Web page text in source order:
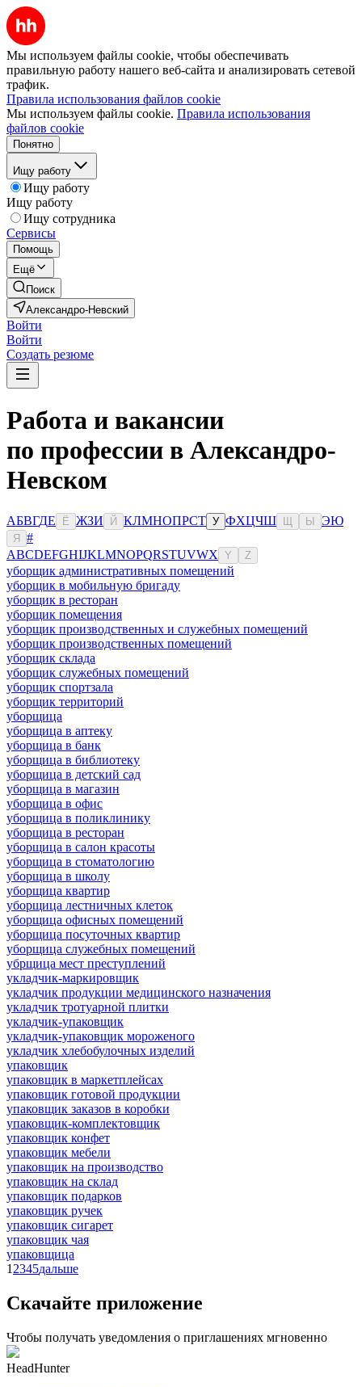
Мы используем файлы cookie, чтобы обеспечивать
правильную работу нашего веб-сайта и анализировать сетевой
трафик.
Правила использования файлов cookie
Мы используем файлы cookie. Правила использования
файлов cookie
Понятно
Ищу работу
Ищу работу
Ищу работу
Ищу сотрудника
Сервисы
Помощь
Ещё
Поиск
Александро-Невский
Войти
Войти
Создать резюме
Работа и вакансии
по профессии в Александро-
Невском
АБВГДЕ Ё ЖЗИ Й КЛМНОПРСТ У ФХЦЧШ Ы ЭЮ
Я
#
ABCDEFGHIJKLMNOPQRSTUVWX Y Z
уборщик административных помещений
уборщик в мобильную бригаду
уборщик в ресторан
уборщик помещения
уборщик производственных и служебных помещений
уборщик производственных помещений
уборщик склада
уборщик служебных помещений
уборщик спортзала
уборщик территорий
уборщица
уборщица в аптеку
уборщица в банк
уборщица в библиотеку
уборщица в детский сад
уборщица в магазин
уборщица в офис
уборщица в поликлинику
уборщица в ресторан
уборщица в салон красоты
уборщица в стоматологию
уборщица в школу
уборщица квартир
уборщица лестничных клеток
уборщица офисных помещений
уборщица посуточных квартир
уборщица служебных помещений
убрщица мест преступлений
укладчик-маркировщик
укладчик продукции медицинского назначения
укладчик тротуарной плитки
укладчик-упаковщик
укладчик-упаковщик мороженого
укладчик хлебобулочных изделий
упаковщик
упаковщик в маркетплейсах
упаковщик готовой продукции
упаковщик заказов в коробки
упаковщик-комплектовщик
упаковщик конфет
упаковщик мебели
упаковщик на производство
упаковщик на склад
упаковщик подарков
упаковщик ручек
упаковщик сигарет
упаковщик чая
упаковщица
1 2345дальше
Скачайте приложение
Чтобы получать уведомления о приглашениях мгновенно
HeadHunter